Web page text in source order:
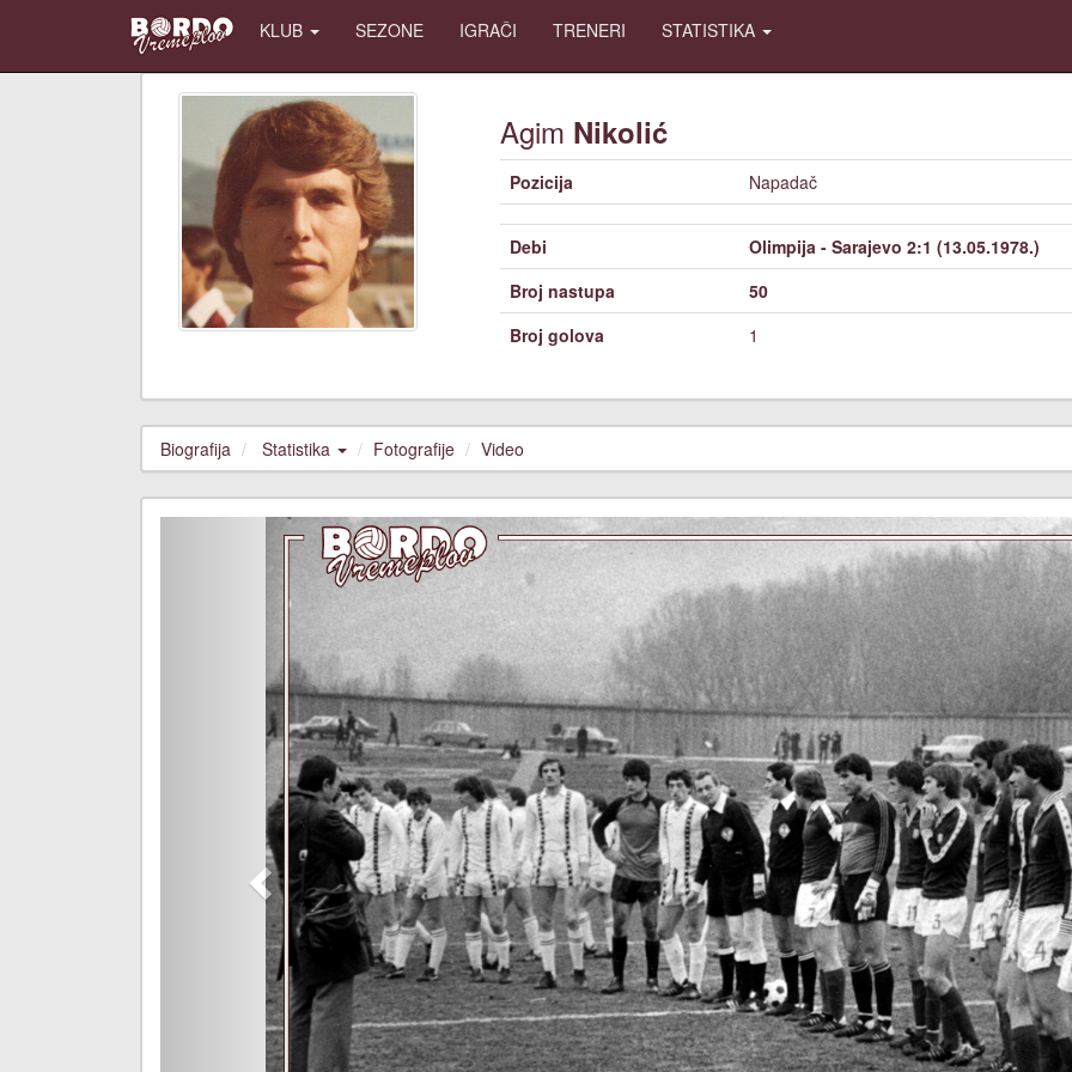
KLUB SEZONE IGRAČI TRENERI STATISTIKA
Agim Nikolić
Pozicija Napadač
Debi
Olimpija - Sarajevo 2:1 (13.05.1978.)
Broj nastupa
50
Broj golova
1
Biografija Statistika Fotografije Video
Previous